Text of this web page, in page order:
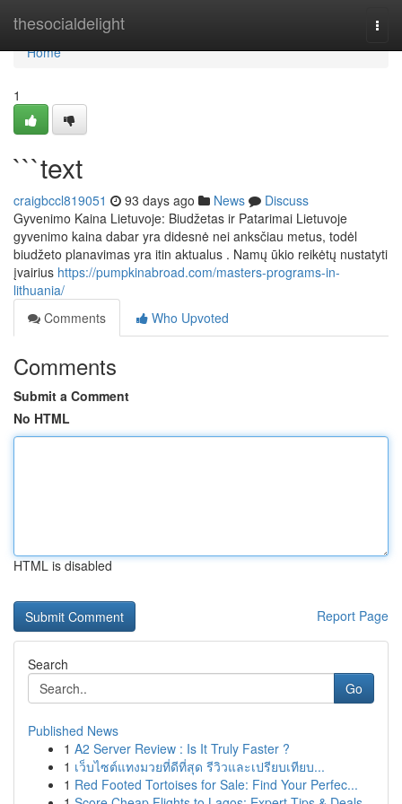
thesocialdelight
Home
Home
1
```text
craigbccl819051 93 days ago News
Discuss
Gyvenimo Kaina Lietuvoje: Biudžetas ir Patarimai Lietuvoje
gyvenimo kaina dabar yra didesnė nei anksčiau metus, todėl
biudžeto planavimas yra itin aktualus . Namų ūkio reikėtų nustatyti
įvairius https://pumpkinabroad.com/masters-programs-in-
lithuania/
Comments
Who Upvoted
Comments
Submit a Comment
No HTML
HTML is disabled
Report Page
Search
Go
Published News
1 A2 Server Review : Is It Truly Faster ?
1 เว็บไซต์แทงมวยที่ดีที่สุด รีวิวและเปรียบเทียบ...
1 Red Footed Tortoises for Sale: Find Your Perfec...